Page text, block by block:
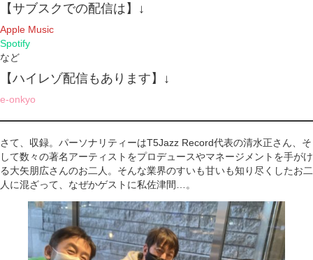
【サブスクでの配信は】↓
Apple Music
Spotify
など
【ハイレゾ配信もあります】↓
e-onkyo
さて、収録。パーソナリティーはT5Jazz Record代表の清水正さん、そ
して数々の著名アーティストをプロデュースやマネージメントを手がけ
る大矢朋広さんのお二人。そんな業界のすいも甘いも知り尽くしたお二
人に混ざって、なぜかゲストに私佐津間…。